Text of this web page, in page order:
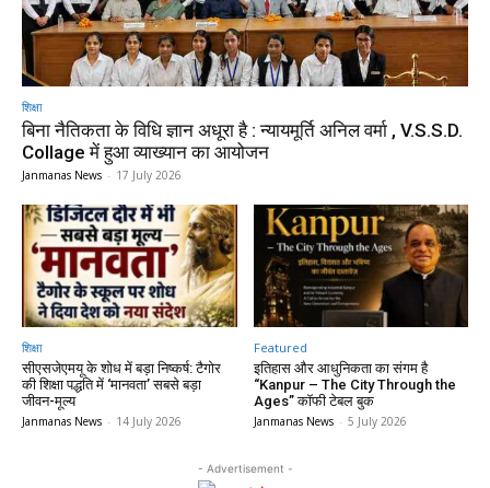
शिक्षा
बिना नैतिकता के विधि ज्ञान अधूरा है : न्यायमूर्ति अनिल वर्मा , V.S.S.D.
Collage में हुआ व्याख्यान का आयोजन
Janmanas News - 17 July 2026
शिक्षा
सीएसजेएमयू के शोध में बड़ा निष्कर्ष: टैगोर
की शिक्षा पद्धति में ‘मानवता’ सबसे बड़ा
जीवन-मूल्य
Janmanas News - 14 July 2026
Featured
इतिहास और आधुनिकता का संगम है
“Kanpur – The City Through the
Ages” कॉफी टेबल बुक
Janmanas News - 5 July 2026
- Advertisement -